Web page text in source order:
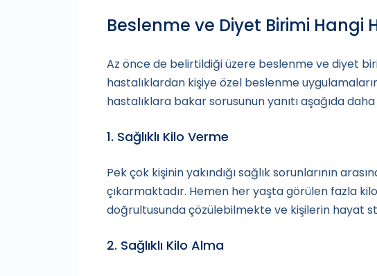
Beslenme ve Diyet Birimi Hangi
Az önce de belirtildiği üzere beslenme ve diyet
hastalıklardan kişiye özel beslenme
hastalıklara bakar sorusunun yanıtı aşağıda
1. Sağlıklı Kilo Verme
Pek çok kişinin yakındığı sağlık sorunlarının
çıkarmaktadır. Hemen her yaşta görülen fazla
doğrultusunda çözülebilmekte ve kişilerin hayat
2. Sağlıklı Kilo Alma